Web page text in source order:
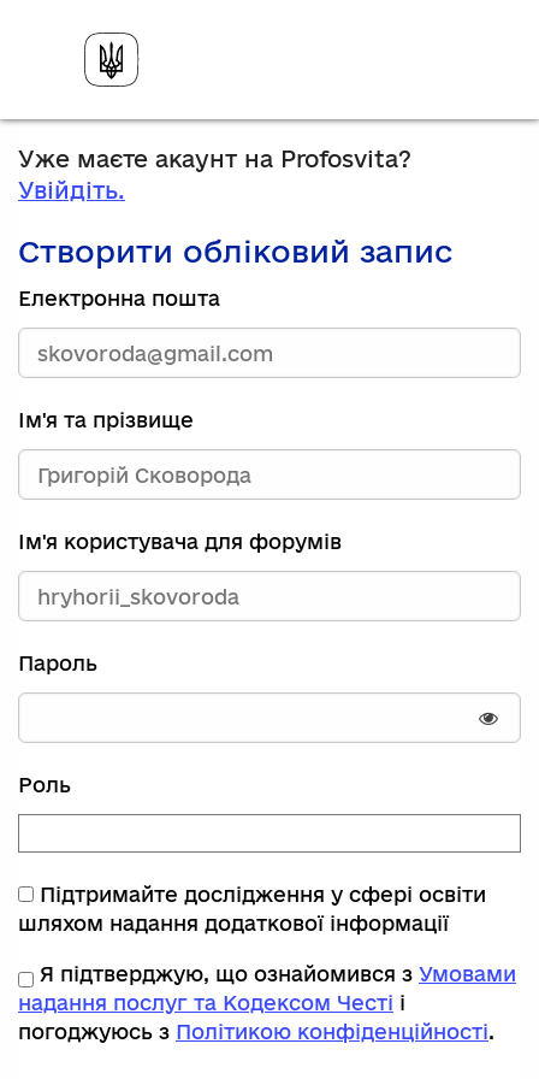
Уже маєте акаунт на Profosvita?
Увійдіть.
Створити обліковий запис
Електронна пошта
Ім'я та прізвище
Ім'я користувача для форумів
Пароль
Роль
Підтримайте дослідження у сфері освіти
шляхом надання додаткової інформації
Я підтверджую, що ознайомився з Умовами
надання послуг та Кодексом Честі і
погоджуюсь з Політикою конфіденційності.